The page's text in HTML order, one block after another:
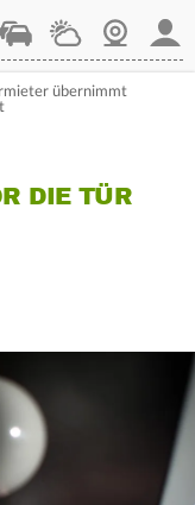
StaupilotWetterWebcam
übernimmt
DIE TÜR